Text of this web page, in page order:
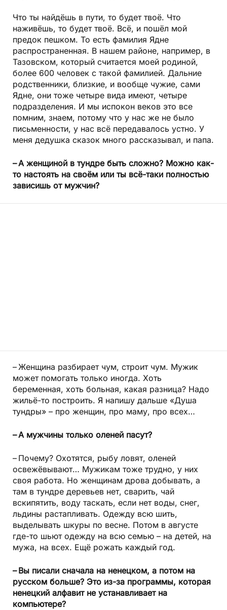
Что ты найдёшь в пути, то будет твоё. Что
наживёшь, то будет твоё. Всё, и пошёл мой
предок пешком. То есть фамилия Ядне
распространенная. В нашем районе, например, в
Тазовском, который считается моей родиной,
более 600 человек с такой фамилией. Дальние
родственники, близкие, и вообще чужие, сами
Ядне, они тоже четыре вида имеют, четыре
подразделения. И мы испокон веков это все
помним, знаем, потому что у нас же не было
письменности, у нас всё передавалось устно. У
меня дедушка сказок много рассказывал, и папа.
– А женщиной в тундре быть сложно? Можно как-
то настоять на своём или ты всё-таки полностью
зависишь от мужчин?
– Женщина разбирает чум, строит чум. Мужик
может помогать только иногда. Хоть
беременная, хоть больная, какая разница? Надо
жильё-то построить. Я напишу дальше «Душа
тундры» – про женщин, про маму, про всех…
– А мужчины только оленей пасут?
– Почему? Охотятся, рыбу ловят, оленей
освежёвывают… Мужикам тоже трудно, у них
своя работа. Но женщинам дрова добывать, а
там в тундре деревьев нет, сварить, чай
вскипятить, воду таскать, если нет воды, снег,
льдины растапливать. Одежду всю шить,
выделывать шкуры по весне. Потом в августе
где-то шьют одежду на всю семью – на детей, на
мужа, на всех. Ещё рожать каждый год.
– Вы писали сначала на ненецком, а потом на
русском больше? Это из-за программы, которая
ненецкий алфавит не устанавливает на
компьютере?